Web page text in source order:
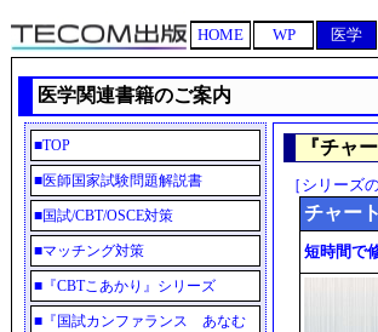
HOME WP 医学
医学関連書籍のご案内
■TOP
■医師国家試験問題解説書
■国試/CBT/OSCE対策
■マッチング対策
■ 『CBTこあかり』シリーズ
■ 『国試カンファランス あなむ
『チャ
［シリーズ
チャー
短時間で